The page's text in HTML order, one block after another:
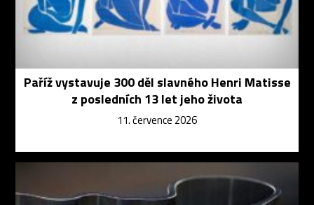
Paříž vystavuje 300 děl slavného Henri Matisse
z posledních 13 let jeho života
11. července 2026